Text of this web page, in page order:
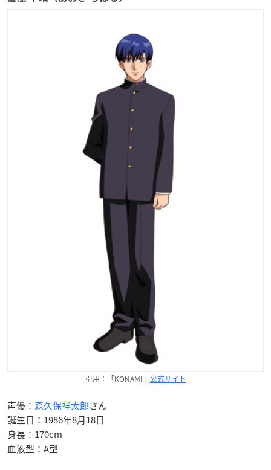
引用：「KONAMI」 公式サイト
声優： 森久保祥太郎さん
誕生日：1986年8月18日
身長：170cm
血液型：A型